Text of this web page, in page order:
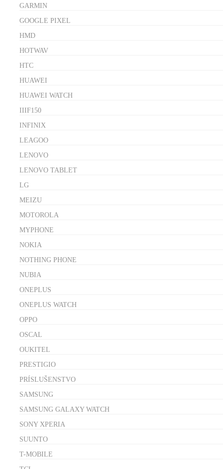
GARMIN
GOOGLE PIXEL
HMD
HOTWAV
HTC
HUAWEI
HUAWEI WATCH
IIIF150
INFINIX
LEAGOO
LENOVO
LENOVO TABLET
LG
MEIZU
MOTOROLA
MYPHONE
NOKIA
NOTHING PHONE
NUBIA
ONEPLUS
ONEPLUS WATCH
OPPO
OSCAL
OUKITEL
PRESTIGIO
PRÍSLUŠENSTVO
SAMSUNG
SAMSUNG GALAXY WATCH
SONY XPERIA
SUUNTO
T-MOBILE